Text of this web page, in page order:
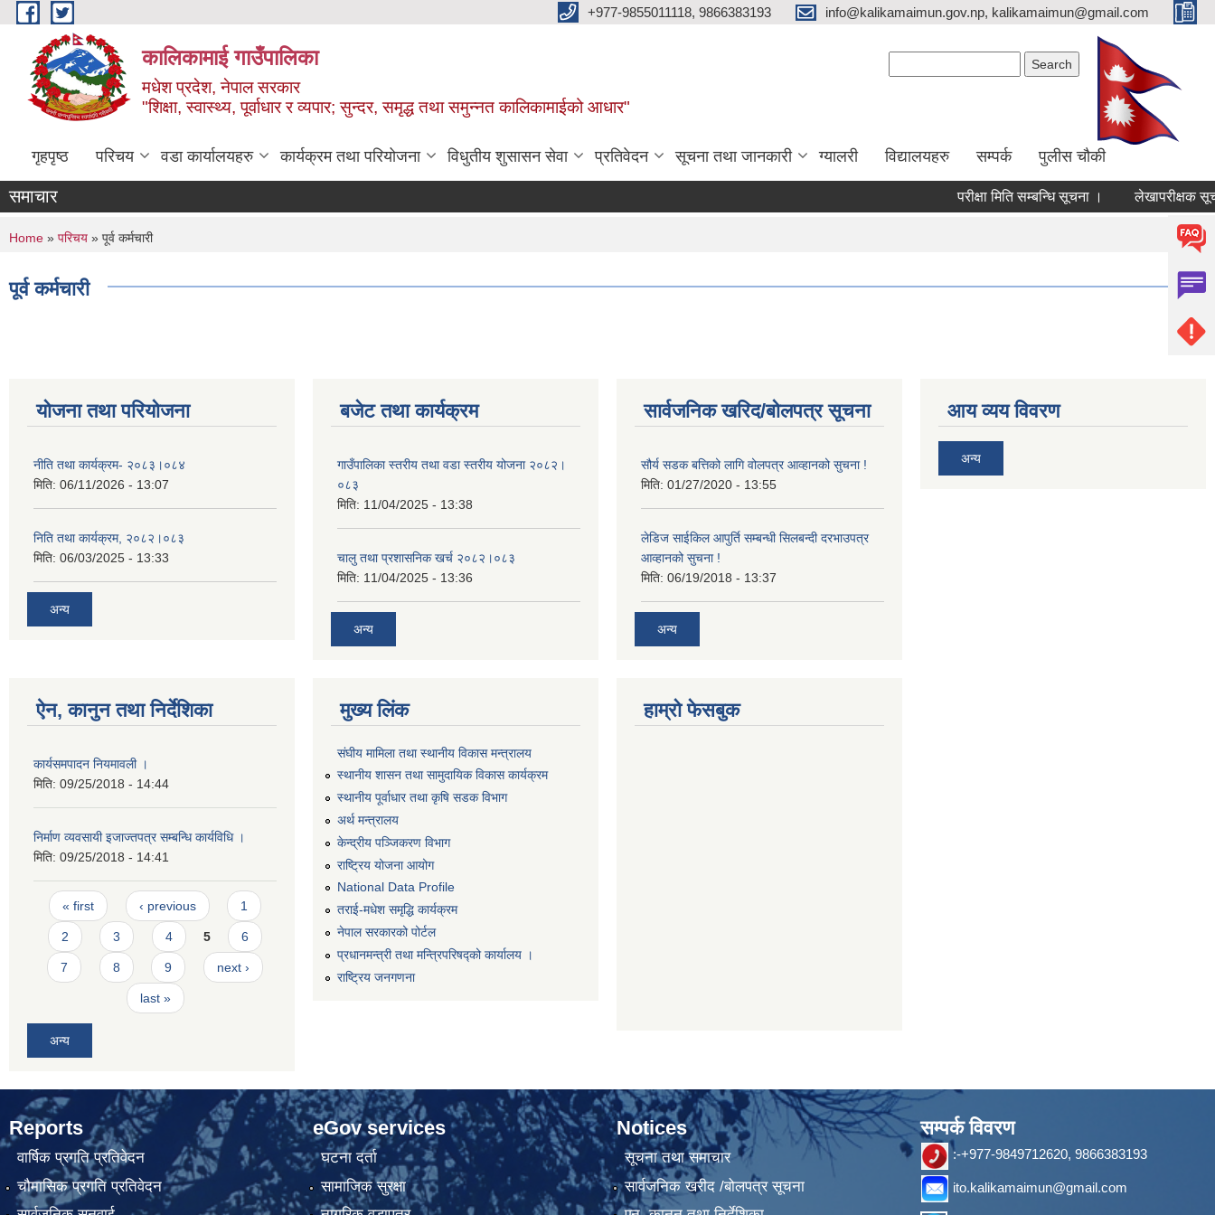
Skip to main content +977-9855011118, 9866383193 info@kalikamaimun.gov.np, kalikamaimun@gmail.com
कालिकामाई गाउँपालिका
मधेश प्रदेश, नेपाल सरकार
"शिक्षा, स्वास्थ्य, पूर्वाधार र व्यपार; सुन्दर, समृद्ध तथा समुन्नत कालिकामाईको आधार"
गृहपृष्ठ परिचय वडा कार्यालयहरु कार्यक्रम तथा परियोजना विधुतीय शुसासन सेवा प्रतिवेदन सूचना तथा जानकारी ग्यालरी विद्यालयहरु सम्पर्क पुलीस चौकी
समाचार परीक्षा मिति सम्बन्धि सूचना । लेखापरीक्षक
You are here
Home » परिचय » पूर्व कर्मचारी
पूर्व कर्मचारी
योजना तथा परियोजना
नीति तथा कार्यक्रम- २०८३।०८४
मिति: 06/11/2026 - 13:07
निति तथा कार्यक्रम, २०८२।०८३
मिति: 06/03/2025 - 13:33
अन्य
बजेट तथा कार्यक्रम
गाउँपालिका स्तरीय तथा वडा स्तरीय योजना २०८२।
०८३
मिति: 11/04/2025 - 13:38
चालु तथा प्रशासनिक खर्च २०८२।०८३
मिति: 11/04/2025 - 13:36
अन्य
सार्वजनिक खरिद/बोलपत्र सूचना
सौर्य सडक बत्तिको लागि वोलपत्र आव्हानको सुचना !
मिति: 01/27/2020 - 13:55
लेडिज साईकिल आपुर्ति सम्बन्धी सिलबन्दी दरभाउपत्र
आव्हानको सुचना !
मिति: 06/19/2018 - 13:37
अन्य
आय व्यय विवरण
अन्य
ऐन, कानुन तथा निर्देशिका
कार्यसमपादन नियमावली ।
मिति: 09/25/2018 - 14:44
निर्माण व्यवसायी इजाज्तपत्र सम्बन्धि कार्यविधि ।
मिति: 09/25/2018 - 14:41
Pages
« first ‹ previous 1
2 3 4 5 6
7 8 9 next ›
last »
अन्य
मुख्य लिंक
संघीय मामिला तथा स्थानीय विकास मन्त्रालय
स्थानीय शासन तथा सामुदायिक विकास कार्यक्रम
स्थानीय पूर्वाधार तथा कृषि सडक विभाग
अर्थ मन्त्रालय
केन्द्रीय पञ्जिकरण विभाग
राष्ट्रिय योजना आयोग
National Data Profile
तराई-मधेश समृद्धि कार्यक्रम
नेपाल सरकारको पोर्टल
प्रधानमन्त्री तथा मन्त्रिपरिषद्को कार्यालय ।
राष्ट्रिय जनगणना
हाम्रो फेसबुक
Reports
वार्षिक प्रगति प्रतिवेदन
चौमासिक प्रगति प्रतिवेदन
eGov services
घटना दर्ता
सामाजिक सुरक्षा
Notices
सूचना तथा समाचार
सार्वजनिक खरीद /बोलपत्र सूचना
सम्पर्क विवरण
:-+977-9849712620, 9866383193
ito.kalikamaimun@gmail.com